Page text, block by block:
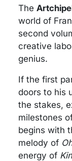
The
world of
second
creative
genius.
If the first
doors to his
the stakes,
milestones
begins with
melody of
energy of